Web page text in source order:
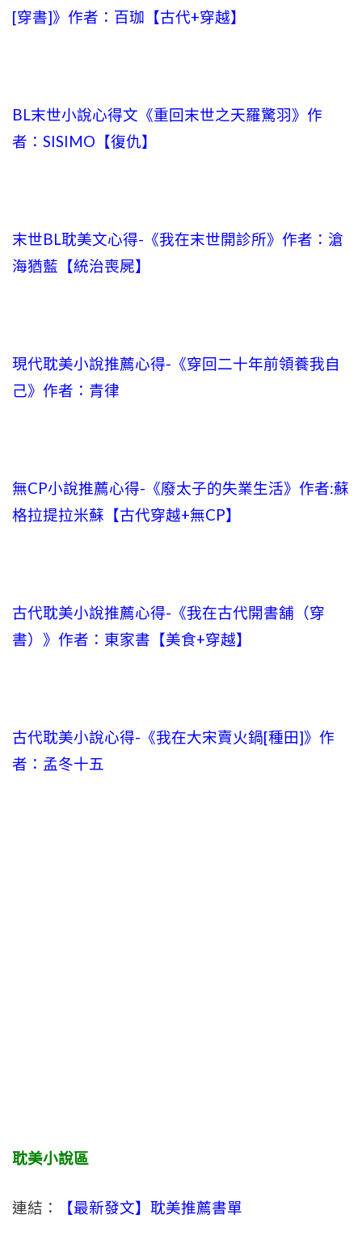
[穿書]》作者：百珈【古代+穿越】
BL末世小說心得文《重回末世之天羅驚羽》作
者：SISIMO【復仇】
末世BL耽美文心得-《我在末世開診所》作者：滄
海猶藍【統治喪屍】
現代耽美小說推薦心得-《穿回二十年前領養我自
己》作者：青律
無CP小說推薦心得-《廢太子的失業生活》作者:蘇
格拉提拉米蘇【古代穿越+無CP】
古代耽美小說推薦心得-《我在古代開書舖（穿
書）》作者：東家書【美食+穿越】
古代耽美小說心得-《我在大宋賣火鍋[種田]》作
者：孟冬十五
耽美小說區
連結： 【最新發文】耽美推薦書單